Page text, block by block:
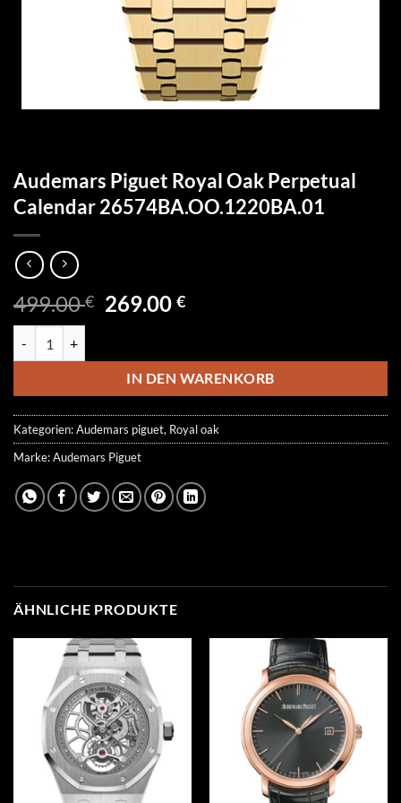
Audemars Piguet Royal Oak Perpetual
Calendar 26574BA.OO.1220BA.01
499.00€ Ursprünglicher
499.00 €
269.00€Aktueller
269.00 €.
IN DEN WARENKORB
Kategorien:Audemars piguet, Royal oak
Marke:Audemars Piguet
ÄHNLICHE PRODUKTE